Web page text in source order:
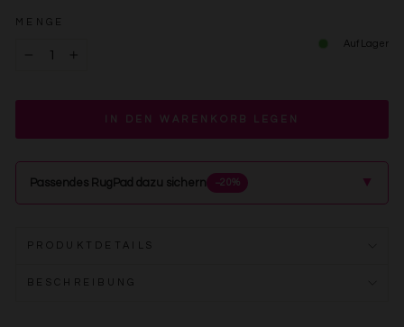
MENGE
Auf Lager
IN DEN WARENKORB LEGEN
Passendes RugPad dazu sichern −20% ▲
PRODUKTDETAILS
BESCHREIBUNG